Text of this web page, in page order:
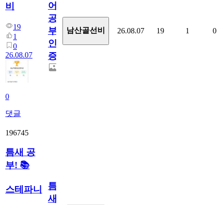
비
19
1
0
26.08.07
0
댓글
어
공
부
인
증
남산골선비 26.08.07 19 1 0
196745
틈새 공
부! 📚
스테파니
틈
새